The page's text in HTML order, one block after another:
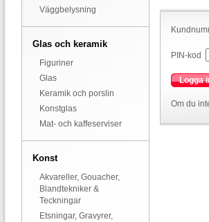
Väggbelysning
Glas och keramik
Figuriner
Glas
Keramik och porslin
Konstglas
Mat- och kaffeserviser
Konst
Akvareller, Gouacher,
Blandtekniker &
Teckningar
Etsningar, Gravyrer,
PIN-kod
Logga
Om du